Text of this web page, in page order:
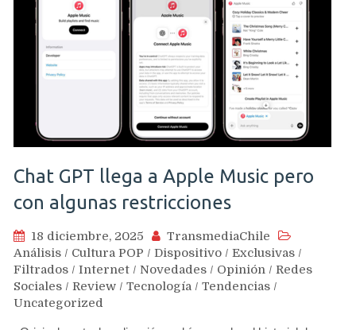
Chat GPT llega a Apple Music pero
con algunas restricciones
18 diciembre, 2025
TransmediaChile
Análisis / Cultura POP / Dispositivo / Exclusivas /
Filtrados / Internet / Novedades / Opinión / Redes
Sociales / Review / Tecnología / Tendencias /
Uncategorized